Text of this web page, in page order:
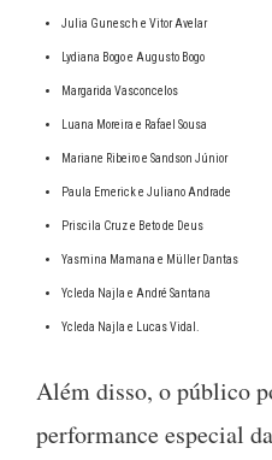
Julia Gunesch e Vitor Avelar
Lydiana Bogo e Augusto Bogo
Margarida Vasconcelos
Luana Moreira e Rafael Sousa
Mariane Ribeiro e Sandson Júnior
Paula Emerick e Juliano Andrade
Priscila Cruz e Beto de Deus
Yasmina Mamana e Müller Dantas
Ycleda Najla e André Santana
Ycleda Najla e Lucas Vidal.
Além disso, o público
performance especial